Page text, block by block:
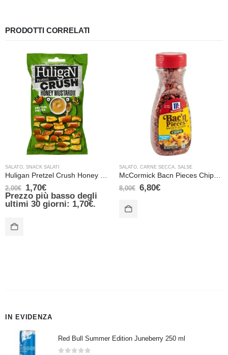
PRODOTTI CORRELATI
SALATO, SNACK SALATI
Huligan Pretzel Crush Honey Mustard
2,00€ 1,70€
Prezzo più basso degli
ultimi 30 giorni: 1,70€.
SALATO, CARNE SECCA, SALSE
McCormick Bacn Pieces Chips Croccanti Pezzetti di Bacon 116g
8,00€ 6,80€
IN EVIDENZA
Red Bull Summer Edition Juneberry 250 ml